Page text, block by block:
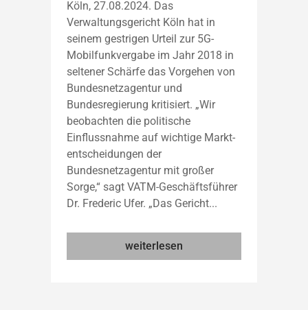
Köln, 27.08.2024. Das
Verwaltungsgericht Köln hat in
seinem gestrigen Urteil zur 5G-
Mobilfunkvergabe im Jahr 2018 in
seltener Schärfe das Vorgehen von
Bundesnetzagentur und
Bundesregierung kritisiert. „Wir
beobachten die politische
Einflussnahme auf wichtige Markt-
entscheidungen der
Bundesnetzagentur mit großer
Sorge,“ sagt VATM-Geschäftsführer
Dr. Frederic Ufer. „Das Gericht...
weiterlesen